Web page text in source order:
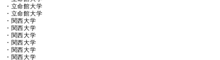
・立命館大学
・立命館大学
・関西大学
・関西大学
・関西大学
・関西大学
・関西大学
・関西大学